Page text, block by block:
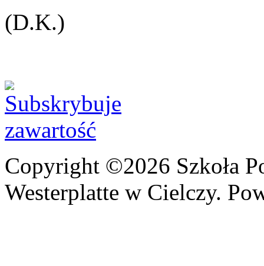
(D.K.)
Copyright ©2026 Szkoła
Westerplatte w Cielczy.